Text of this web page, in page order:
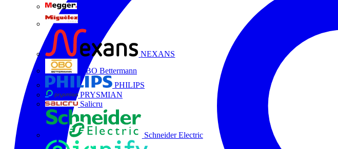
NEXANS
OBO Bettermann
PHILIPS
PRYSMIAN
Salicru
Schneider Electric